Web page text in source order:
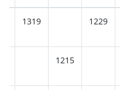
1319 1229
1215